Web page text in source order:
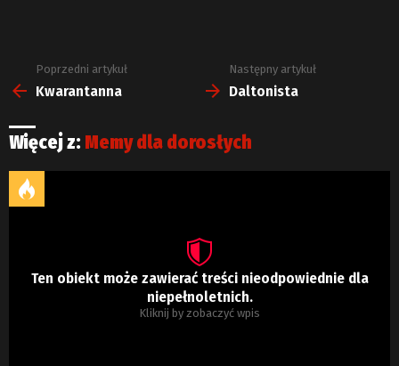
Zobacz
więcej
Poprzedni artykuł
Kwarantanna
Następny artykuł
Daltonista
Więcej z: Memy dla dorosłych
Ten obiekt może zawierać treści nieodpowiednie dla
niepełnoletnich.
Kliknij by zobaczyć wpis